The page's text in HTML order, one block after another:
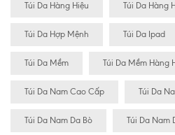
Túi Da Hàng Hiệu Túi Da Hàng
Túi Da Hợp Mệnh Túi Da Ipad
Túi Da Mềm Túi Da Mềm Hàng
Túi Da Nam Cao Cấp Túi Da
Túi Da Nam Da Bò Túi Da Nam